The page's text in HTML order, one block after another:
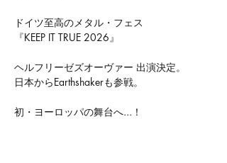
ドイツ至高のメタル・フェス
『KEEP IT TRUE 2026』
ヘルフリーゼズオーヴァー 出演決定。
日本からEarthshakerも参戦。
初・ヨーロッパの舞台へ...！